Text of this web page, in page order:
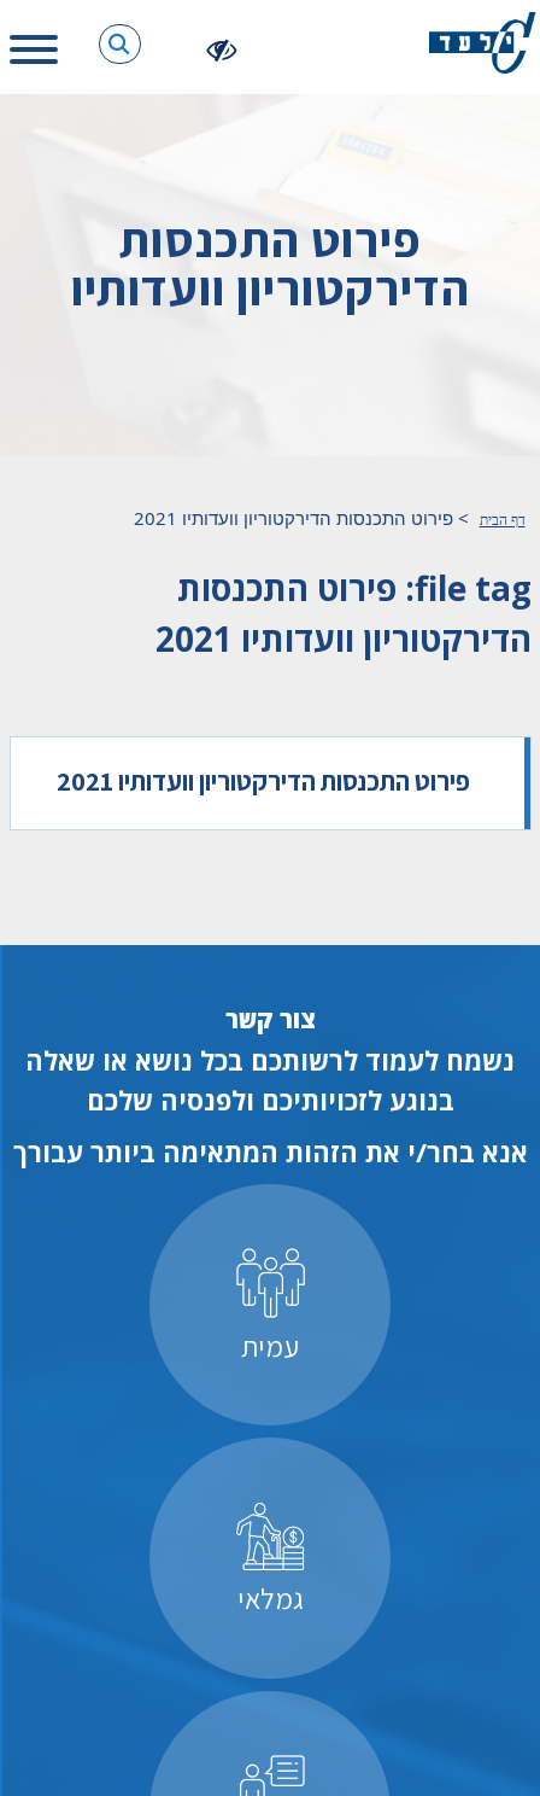
פירוט התכנסות
הדירקטוריון וועדותיו
דף הבית >פירוט התכנסות הדירקטוריון וועדותיו 2021
file tag: פירוט התכנסות
הדירקטוריון וועדותיו 2021
פירוט התכנסות הדירקטוריון וועדותיו 2021
צור קשר
נשמח לעמוד לרשותכם בכל נושא או שאלה
בנוגע לזכויותיכם ולפנסיה שלכם
אנא בחר/י את הזהות המתאימה ביותר עבורך
עמית
גמלאי